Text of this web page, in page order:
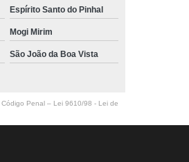
Espírito Santo do Pinhal
Mogi Mirim
São João da Boa Vista
Penal – Lei 9610/98 - Lei de